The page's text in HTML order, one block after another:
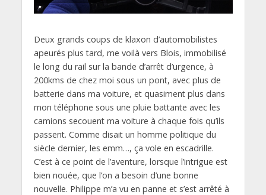
Deux grands coups de klaxon d’automobilistes
apeurés plus tard, me voilà vers Blois, immobilisé
le long du rail sur la bande d’arrêt d’urgence, à
200kms de chez moi sous un pont, avec plus de
batterie dans ma voiture, et quasiment plus dans
mon téléphone sous une pluie battante avec les
camions secouent ma voiture à chaque fois qu’ils
passent. Comme disait un homme politique du
siècle dernier, les emm…, ça vole en escadrille.
C’est à ce point de l’aventure, lorsque l’intrigue est
bien nouée, que l’on a besoin d’une bonne
nouvelle. Philippe m’a vu en panne et s’est arrêté à